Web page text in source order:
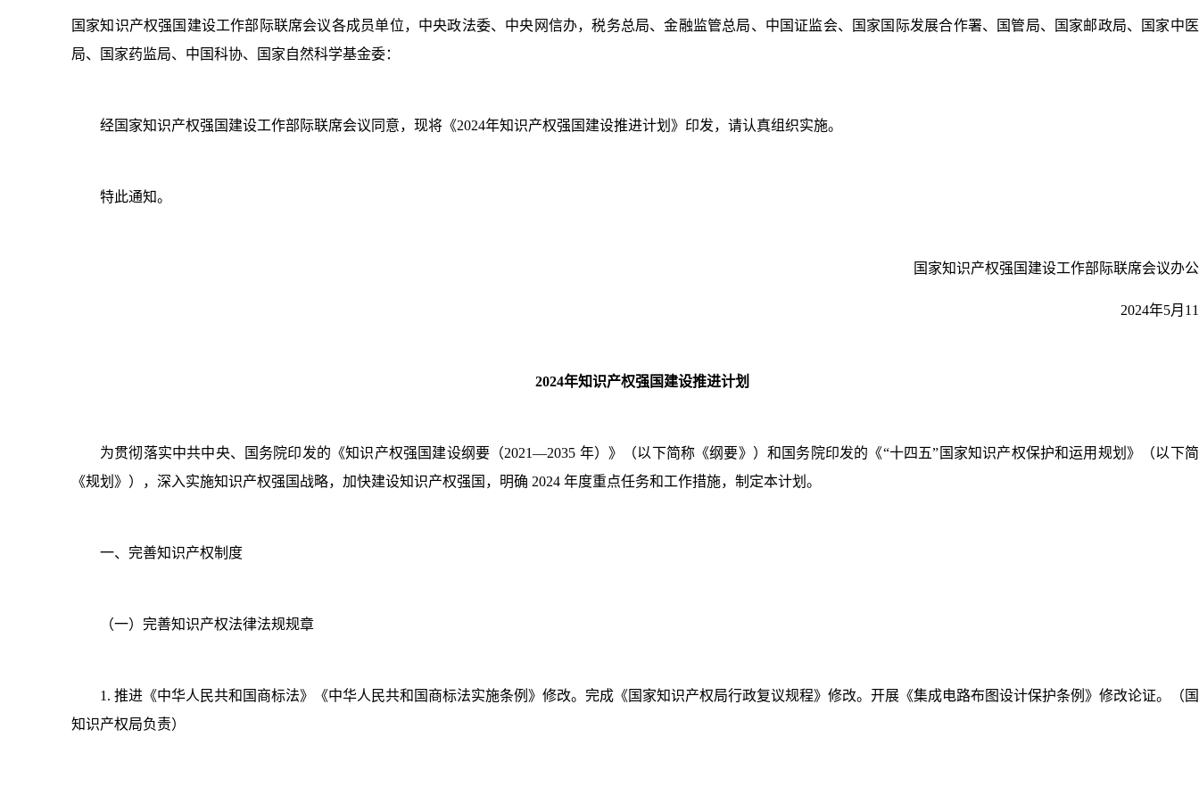
国家知识产权强国建设工作部际联席会议各成员单位，中央政法委、中央网信办，税务总局、金融监管总局、中国证监会、国家国际发展合作署、国管局、国家邮政局、国家中
局、国家药监局、中国科协、国家自然科学基金委：
经国家知识产权强国建设工作部际联席会议同意，现将《2024年知识产权强国建设推进计划》印发，请认真组织实施。
特此通知。
国家知识产权强国建设工作部际联席会议办
2024年5月
2024年知识产权强国建设推进计划
为贯彻落实中共中央、国务院印发的《知识产权强国建设纲要（2021—2035 年）》（以下简称《纲要》）和国务院印发的《“十四五”国家知识产权保护和运用规划》（以下
《规划》），深入实施知识产权强国战略，加快建设知识产权强国，明确 2024 年度重点任务和工作措施，制定本计划。
一、完善知识产权制度
（一）完善知识产权法律法规规章
1. 推进《中华人民共和国商标法》《中华人民共和国商标法实施条例》修改。完成《国家知识产权局行政复议规程》修改。开展《集成电路布图设计保护条例》修改论证。（
知识产权局负责）